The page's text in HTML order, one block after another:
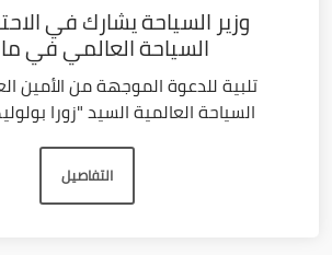
وزير السياحة يشارك في
السياحة العالمي في
تلبية للدعوة الموجهة من الأمين
السياحة العالمية السيد "زورا
التفاصيل